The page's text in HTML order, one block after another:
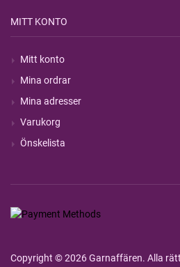
MITT KONTO
Mitt konto
Mina ordrar
Mina adresser
Varukorg
Önskelista
Copyright © 2026 Garnaffären. Alla